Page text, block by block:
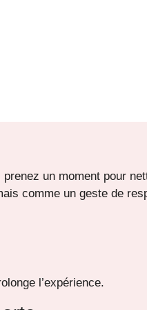
un moment pour
comme un geste de
l’expérience.